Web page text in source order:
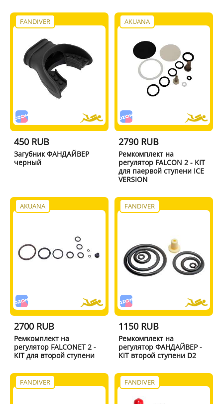
FANDIVER
450 RUB
Загубник ФАНДАЙВЕР
черный
AKUANA
2790 RUB
Ремкомплект на
регулятор FALCON 2 - KIT
для паервой ступени ICE
VERSION
AKUANA
2700 RUB
Ремкомплект на
регулятор FALCONET 2 -
KIT для второй ступени
FANDIVER
1150 RUB
Ремкомплект на
регулятор ФАНДАЙВЕР -
KIT второй ступени D2
FANDIVER FANDIVER